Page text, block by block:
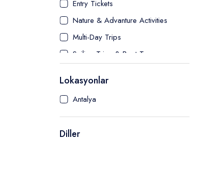
Entry Tickets
Nature & Advanture Activities
Multi-Day Trips
Sailing Trips & Boat Tours
Lokasyonlar
Antalya
Diller